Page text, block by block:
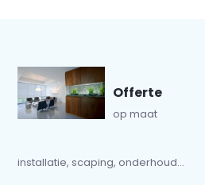
Offerte
op maat
installatie, scaping, onderhoud...